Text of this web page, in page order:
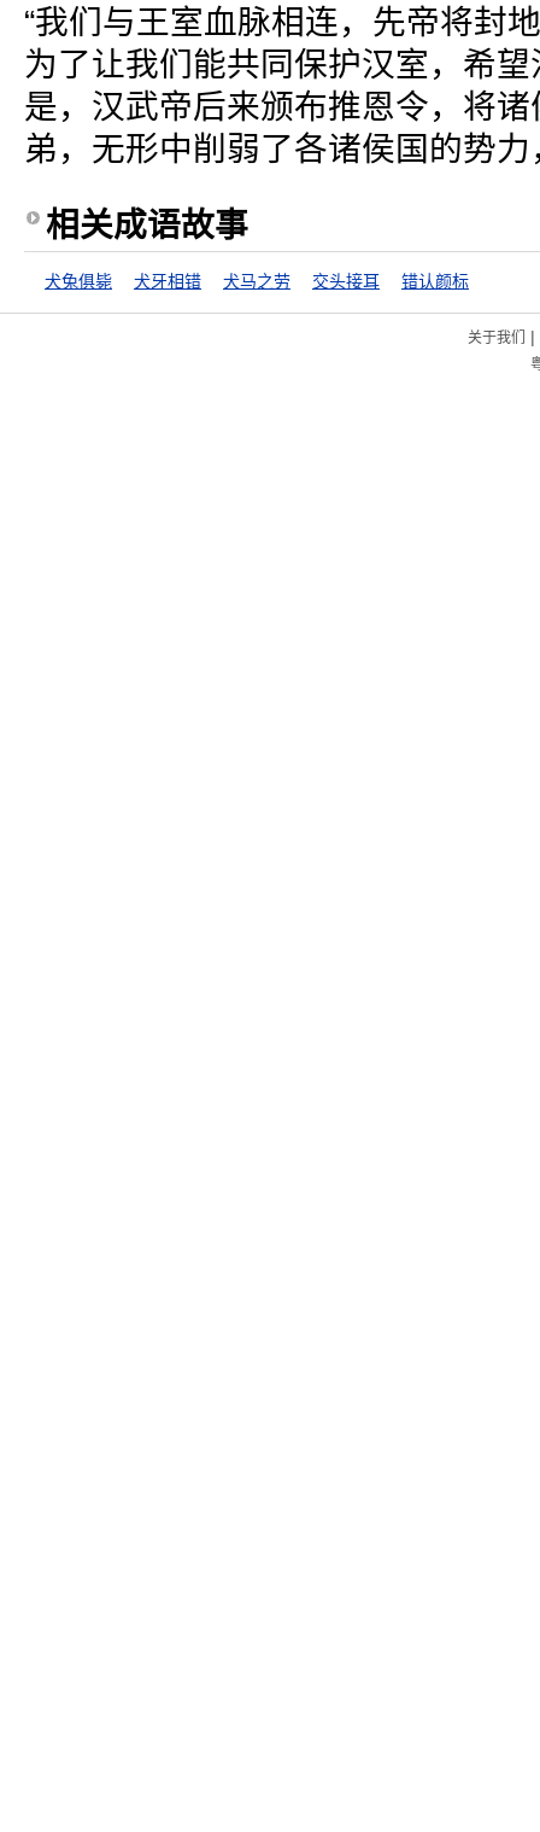
“我们与王室血脉相连，先帝将封
为了让我们能共同保护汉室，希
是，汉武帝后来颁布推恩令，将
弟，无形中削弱了各诸侯国的势
相关成语故事
犬兔俱毙 犬牙相错 犬马之劳 交头接耳 错认颜标
关于我们 |